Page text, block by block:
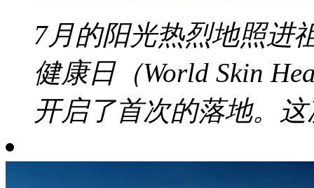
7月的阳光热烈地照进
健康日（World Skin
开启了首次的落地。这